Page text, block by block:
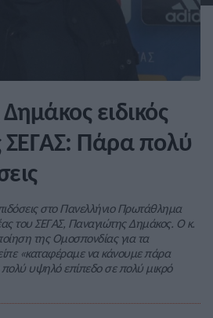
ειδικός
Πάρα πολύ
στο Πανελλήνιο Πρωτάθλημα
του ΣΕΓΑΣ, Παναγιώτης Δημάκος. Ο κ.
της Ομοσπονδίας για τα
«καταφέραμε να κάνουμε πάρα
υψηλό επίπεδο σε πολύ μικρό